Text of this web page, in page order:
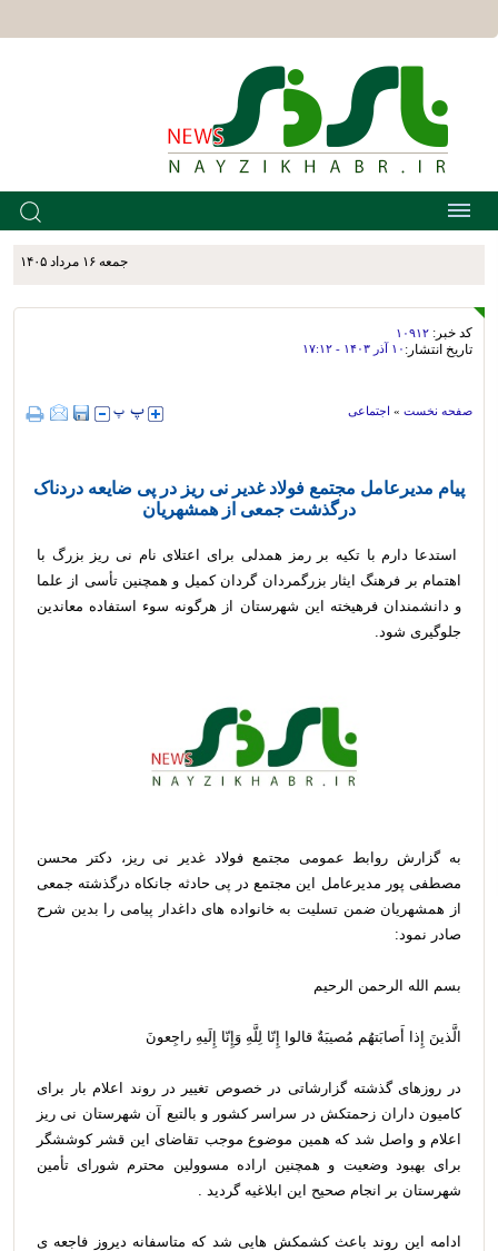
جمعه ۱۶ مرداد ۱۴۰۵
کد خبر: ۱۰۹۱۲
تاریخ انتشار: ۱۰ آذر ۱۴۰۳ - ۱۷:۱۲
صفحه نخست » اجتماعی
پیام مدیرعامل مجتمع فولاد غدیر نی ریز در پی ضایعه دردناک
درگذشت جمعی از همشهریان
استدعا دارم با تکیه بر رمز همدلی برای اعتلای نام نی ریز بزرگ با
اهتمام بر فرهنگ ایثار بزرگمردان گردان کمیل و همچنین تأسی از علما
و دانشمندان فرهیخته این شهرستان از هرگونه سوء استفاده معاندین
جلوگیری شود.
به گزارش روابط عمومی مجتمع فولاد غدیر نی ریز، دکتر محسن
مصطفی پور مدیرعامل این مجتمع در پی حادثه جانکاه درگذشته جمعی
از همشهریان ضمن تسلیت به خانواده های داغدار پیامی را بدین شرح
صادر نمود:
بسم الله الرحمن الرحیم
الَّذينَ إِذا أَصابَتهُم مُصيبَةٌ قالوا إِنّا لِلَّهِ وَإِنّا إِلَيهِ راجِعونَ
در روزهای گذشته گزارشاتی در خصوص‌ تغییر در روند اعلام بار برای
کامیون داران زحمتکش در سراسر کشور و بالتبع آن شهرستان نی ریز
اعلام و واصل شد که همین موضوع موجب تقاضای این قشر کوششگر
برای بهبود وضعیت و همچنین اراده مسوولین محترم شورای تأمین
شهرستان بر انجام صحیح این ابلاغیه گردید .
ادامه این روند باعث کشمکش هایی شد که متاسفانه دیروز فاجعه ی